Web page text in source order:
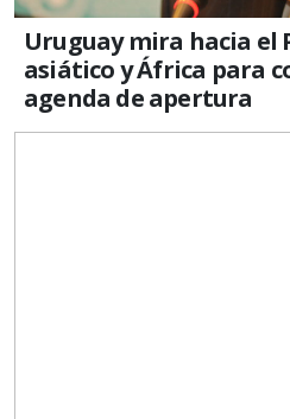
Uruguay mira hacia el
asiático y África para
agenda de apertura